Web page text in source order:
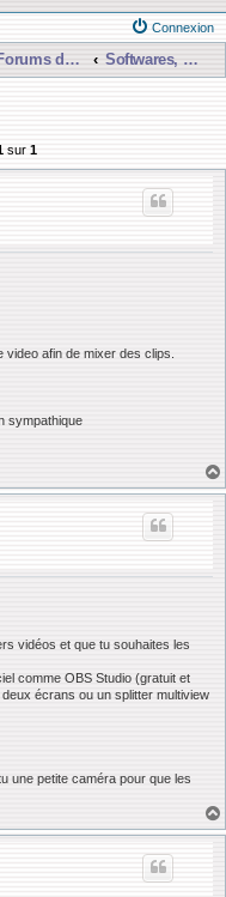
Connexion
Les Forums de Discussions
Softwares, Libraries, Presets et Téléchargements etc...
sur 1
afin de mixer des clips.
sympathique
vidéos et que tu souhaites les
comme OBS Studio (gratuit et
écrans ou un splitter multiview
une petite caméra pour que les